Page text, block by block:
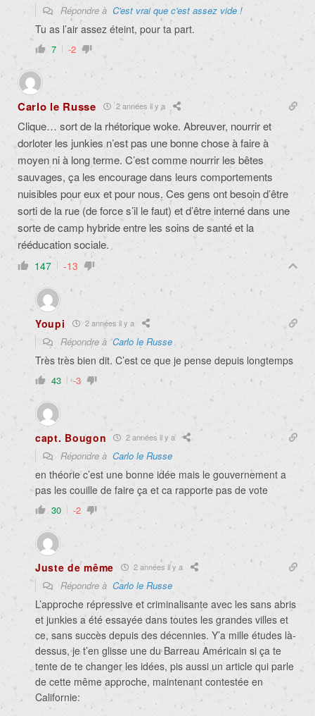
Répondre à C'est vrai que c'est assez vide !
Tu as l’air assez éteint, pour ta part.
7 -2
Carlo le Russe 2 années il y a
Clique… sort de la rhétorique woke. Abreuver, nourrir et
dorloter les junkies n’est pas une bonne chose à faire à
moyen ni à long terme. C’est comme nourrir les bêtes
sauvages, ça les encourage dans leurs comportements
nuisibles pour eux et pour nous. Ces gens ont besoin d’être
sorti de la rue (de force s’il le faut) et d’être interné dans une
sorte de camp hybride entre les soins de santé et la
rééducation sociale.
147 -13
Youpi 2 années il y a
Répondre àCarlo le Russe
Très très bien dit. C’est ce que je pense depuis longtemps
43 -3
capt. Bougon 2 années il y a
Répondre à Carlo le Russe
en théorie c’est une bonne idée mais le gouvernement a
pas les couille de faire ça et ca rapporte pas de vote
30 -2
Juste de même 2 années il y a
Répondre à Carlo le Russe
L’approche répressive et criminalisante avec les sans abris
et junkies a été essayée dans toutes les grandes villes et
ce, sans succès depuis des décennies. Y’a mille études là-
dessus, je t’en glisse une du Barreau Américain si ça te
tente de te changer les idées, pis aussi un article qui parle
de cette même approche, maintenant contestée en
Californie: